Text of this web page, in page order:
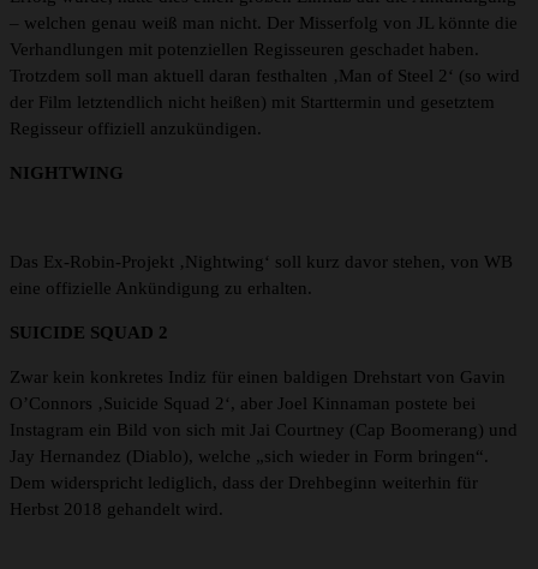
– welchen genau weiß man nicht. Der Misserfolg von JL könnte die
Verhandlungen mit potenziellen Regisseuren geschadet haben.
Trotzdem soll man aktuell daran festhalten ‚Man of Steel 2‘ (so wird
der Film letztendlich nicht heißen) mit Starttermin und gesetztem
Regisseur offiziell anzukündigen.
NIGHTWING
Das Ex-Robin-Projekt ‚Nightwing‘ soll kurz davor stehen, von WB
eine offizielle Ankündigung zu erhalten.
SUICIDE SQUAD 2
Zwar kein konkretes Indiz für einen baldigen Drehstart von Gavin
O’Connors ‚Suicide Squad 2‘, aber Joel Kinnaman postete bei
Instagram ein Bild von sich mit Jai Courtney (Cap Boomerang) und
Jay Hernandez (Diablo), welche „sich wieder in Form bringen“.
Dem widerspricht lediglich, dass der Drehbeginn weiterhin für
Herbst 2018 gehandelt wird.